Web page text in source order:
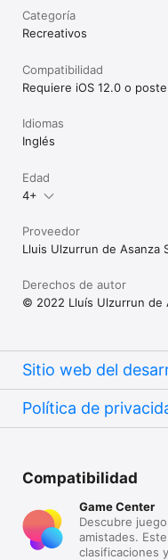
Categoría
Recreativos
Compatibilidad
Requiere iOS 12.0 o
Idiomas
Inglés
Edad
4+
Proveedor
Lluis Ulzurrun de Asanza
Derechos de autor
© 2022 Lluís Ulzurrun de
Sitio web del
Política de
Compatibilidad
Game Center
Descubre
amistades.
clasificaciones